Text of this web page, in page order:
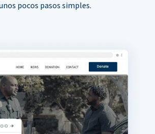
pocos pasos simples.